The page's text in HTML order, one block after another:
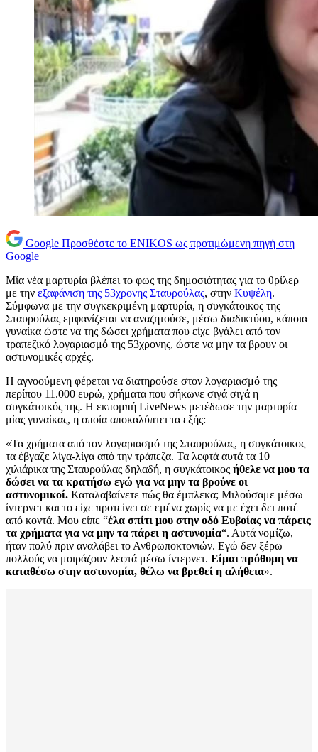
Google Προσθέστε το ENIKOS ως προτιμώμενη πηγή στη
Google
Μία νέα μαρτυρία βλέπει το φως της δημοσιότητας για το θρίλερ
με την εξαφάνιση της 53χρονης Σταυρούλας, στην Κυψέλη.
Σύμφωνα με την συγκεκριμένη μαρτυρία, η συγκάτοικος της
Σταυρούλας εμφανίζεται να αναζητούσε, μέσω διαδικτύου, κάποια
γυναίκα ώστε να της δώσει χρήματα που είχε βγάλει από τον
τραπεζικό λογαριασμό της 53χρονης, ώστε να μην τα βρουν οι
αστυνομικές αρχές.
Η αγνοούμενη φέρεται να διατηρούσε στον λογαριασμό της
περίπου 11.000 ευρώ, χρήματα που σήκωνε σιγά σιγά η
συγκάτοικός της. Η εκπομπή LiveNews μετέδωσε την μαρτυρία
μίας γυναίκας, η οποία αποκαλύπτει τα εξής:
«Τα χρήματα από τον λογαριασμό της Σταυρούλας, η συγκάτοικος
τα έβγαζε λίγα-λίγα από την τράπεζα. Τα λεφτά αυτά τα 10
χιλιάρικα της Σταυρούλας δηλαδή, η συγκάτοικος ήθελε να μου τα
δώσει να τα κρατήσω εγώ για να μην τα βρούνε οι
αστυνομικοί. Καταλαβαίνετε πώς θα έμπλεκα; Μιλούσαμε μέσω
ίντερνετ και το είχε προτείνει σε εμένα χωρίς να με έχει δει ποτέ
από κοντά. Μου είπε “έλα σπίτι μου στην οδό Ευβοίας να πάρεις
τα χρήματα για να μην τα πάρει η αστυνομία“. Αυτά νομίζω,
ήταν πολύ πριν αναλάβει το Ανθρωποκτονιών. Εγώ δεν ξέρω
πολλούς να μοιράζουν λεφτά μέσω ίντερνετ. Είμαι πρόθυμη να
καταθέσω στην αστυνομία, θέλω να βρεθεί η αλήθεια».